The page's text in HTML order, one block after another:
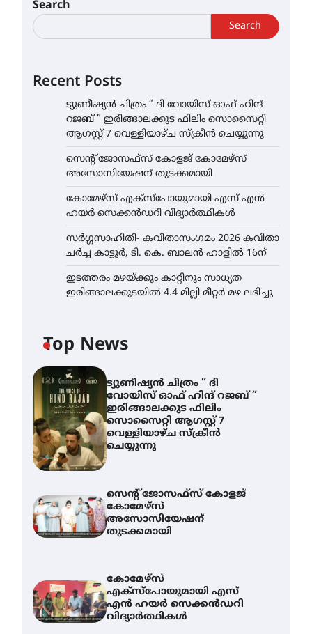
Search
Search
Recent Posts
ട്യുണീഷ്യൻ ചിത്രം ” ദി വോയിസ് ഓഫ് ഹിന്ദ്
റജബ് ” ഇരിങ്ങാലക്കുട ഫിലിം സൊസൈറ്റി
ആഗസ്റ്റ് 7 വെള്ളിയാഴ്ച സ്‌ക്രീൻ ചെയ്യുന്നു
സെന്റ് ജോസഫ്സ് കോളജ് കോമേഴ്‌സ്
അസോസിയേഷന് തുടക്കമായി
കോമേഴ്സ് എക്സ്പോയുമായി എസ് എൻ
ഹയർ സെക്കൻഡറി വിദ്യാർത്ഥികൾ
സർഗ്ഗസാഹിതി- കവിതാസംഗമം 2026 കവിതാ
ചർച്ച കാട്ടൂർ, ടി. കെ. ബാലൻ ഹാളിൽ 16ന്
ഇടത്തരം മഴയ്ക്കും കാറ്റിനും സാധ്യത
ഇരിങ്ങാലക്കുടയിൽ 4.4 മില്ലി മീറ്റർ മഴ ലഭിച്ചു
Top News
ട്യുണീഷ്യൻ ചിത്രം ” ദി
വോയിസ് ഓഫ് ഹിന്ദ് റജബ് ”
ഇരിങ്ങാലക്കുട ഫിലിം
സൊസൈറ്റി ആഗസ്റ്റ് 7
വെള്ളിയാഴ്ച സ്‌ക്രീൻ
ചെയ്യുന്നു
സെന്റ് ജോസഫ്സ് കോളജ്
കോമേഴ്‌സ്
അസോസിയേഷന്
തുടക്കമായി
കോമേഴ്സ്
എക്സ്പോയുമായി എസ്
എൻ ഹയർ സെക്കൻഡറി
വിദ്യാർത്ഥികൾ